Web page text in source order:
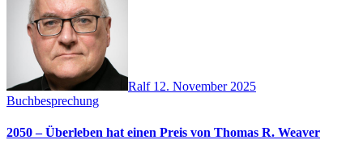
Ralf 12. November 2025
Buchbesprechung
2050 – Überleben hat einen Preis von Thomas R. Weaver